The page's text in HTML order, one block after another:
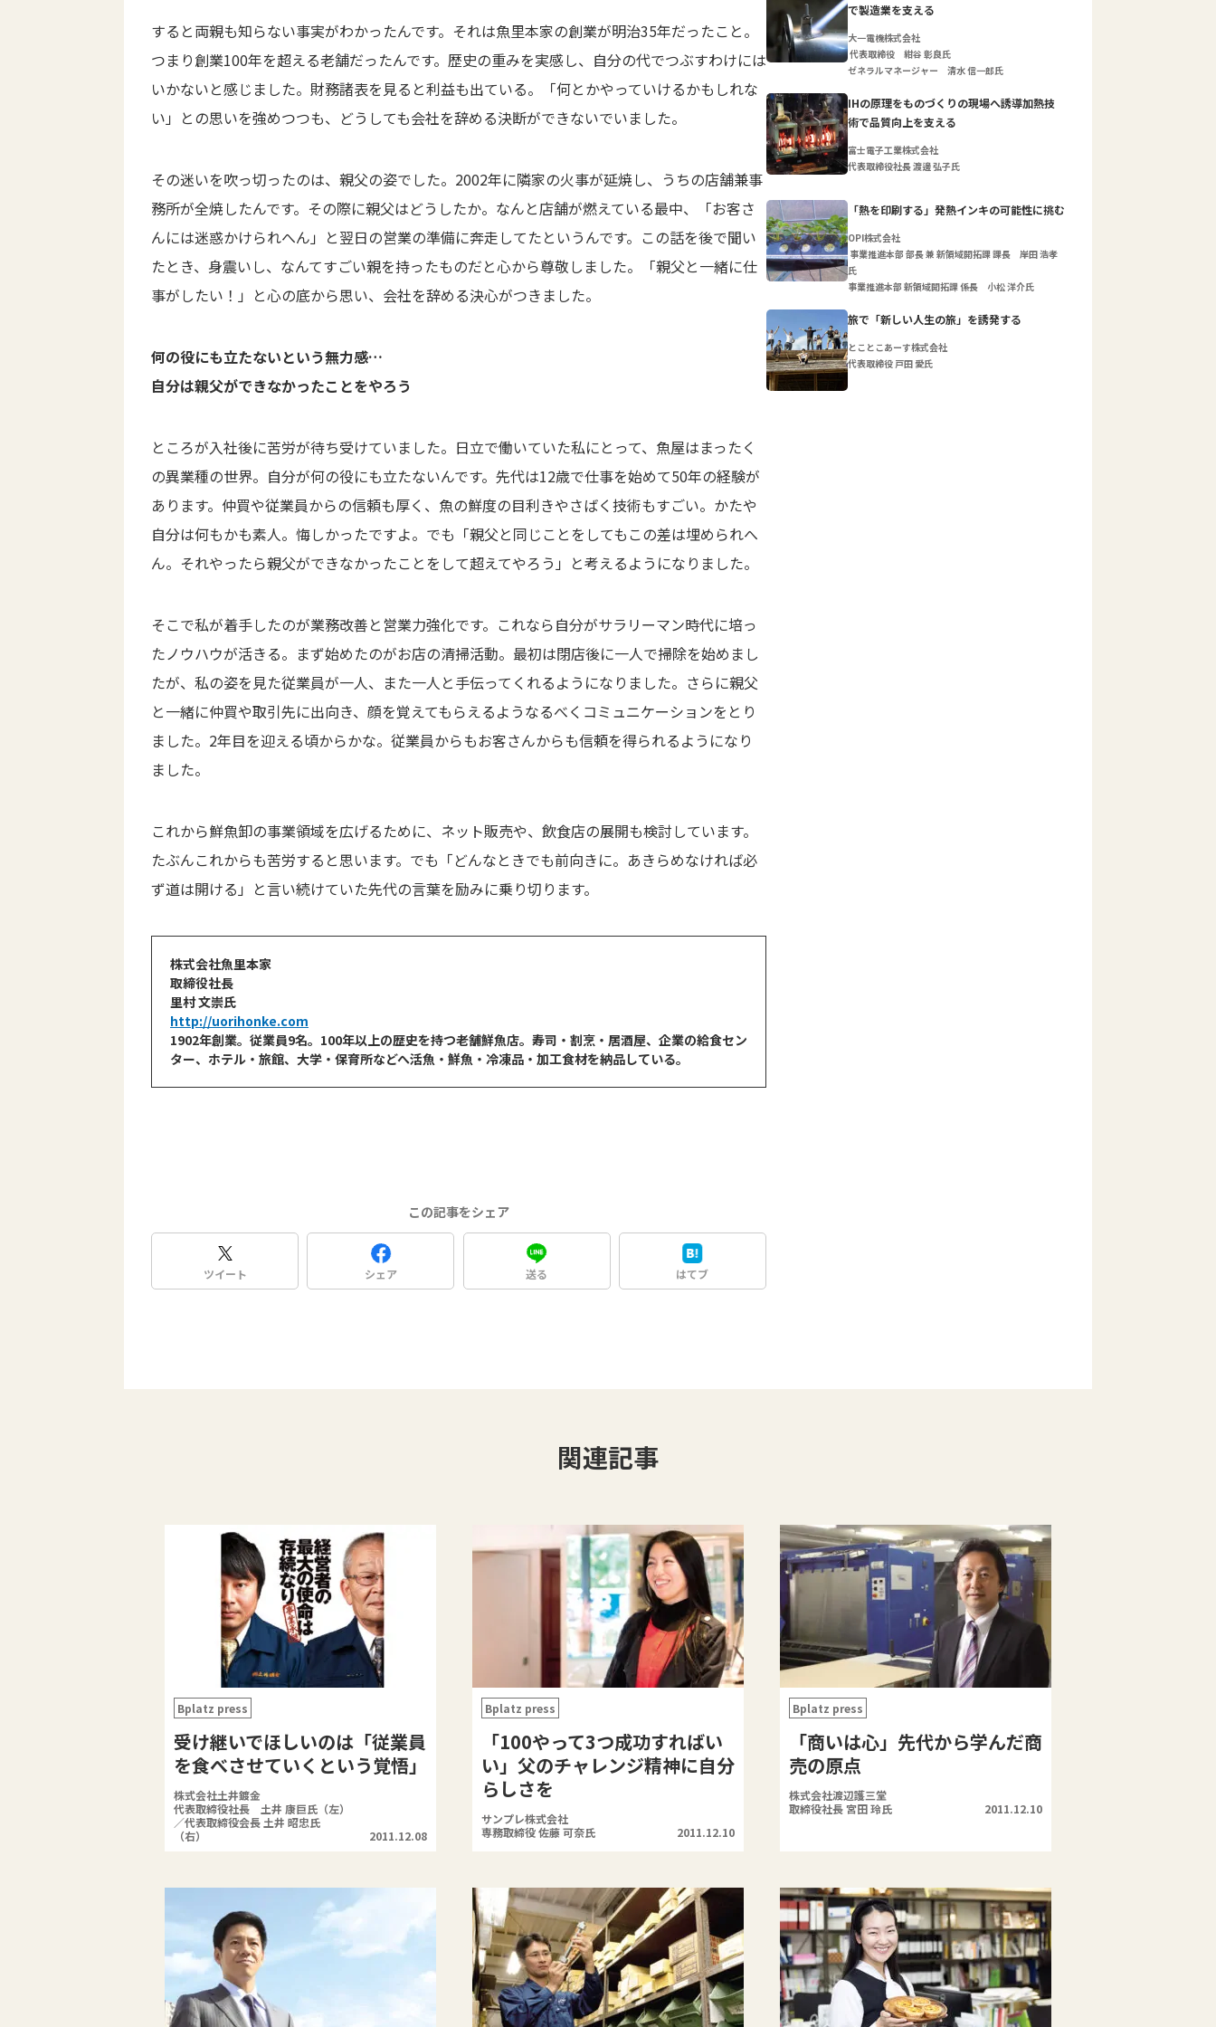
すると両親も知らない事実がわかったんです。それは魚里本家の創業が明治35年だったこと。
つまり創業100年を超える老舗だったんです。歴史の重みを実感し、自分の代でつぶすわけには
いかないと感じました。財務諸表を見ると利益も出ている。「何とかやっていけるかもしれな
い」との思いを強めつつも、どうしても会社を辞める決断ができないでいました。
その迷いを吹っ切ったのは、親父の姿でした。2002年に隣家の火事が延焼し、うちの店舗兼事
務所が全焼したんです。その際に親父はどうしたか。なんと店舗が燃えている最中、「お客さ
んには迷惑かけられへん」と翌日の営業の準備に奔走してたというんです。この話を後で聞い
たとき、身震いし、なんてすごい親を持ったものだと心から尊敬しました。「親父と一緒に仕
事がしたい！」と心の底から思い、会社を辞める決心がつきました。
何の役にも立たないという無力感…
自分は親父ができなかったことをやろう
ところが入社後に苦労が待ち受けていました。日立で働いていた私にとって、魚屋はまったく
の異業種の世界。自分が何の役にも立たないんです。先代は12歳で仕事を始めて50年の経験が
あります。仲買や従業員からの信頼も厚く、魚の鮮度の目利きやさばく技術もすごい。かたや
自分は何もかも素人。悔しかったですよ。でも「親父と同じことをしてもこの差は埋められへ
ん。それやったら親父ができなかったことをして超えてやろう」と考えるようになりました。
そこで私が着手したのが業務改善と営業力強化です。これなら自分がサラリーマン時代に培っ
たノウハウが活きる。まず始めたのがお店の清掃活動。最初は閉店後に一人で掃除を始めまし
たが、私の姿を見た従業員が一人、また一人と手伝ってくれるようになりました。さらに親父
と一緒に仲買や取引先に出向き、顔を覚えてもらえるようなるべくコミュニケーションをとり
ました。2年目を迎える頃からかな。従業員からもお客さんからも信頼を得られるようになり
ました。
これから鮮魚卸の事業領域を広げるために、ネット販売や、飲食店の展開も検討しています。
たぶんこれからも苦労すると思います。でも「どんなときでも前向きに。あきらめなければ必
ず道は開ける」と言い続けていた先代の言葉を励みに乗り切ります。
株式会社魚里本家
取締役社長
里村 文崇氏
http://uorihonke.com
1902年創業。従業員9名。100年以上の歴史を持つ老舗鮮魚店。寿司・割烹・居酒屋、企業の給食セン
ター、ホテル・旅館、大学・保育所などへ活魚・鮮魚・冷凍品・加工食材を納品している。
この記事をシェア
ツイート シェア 送る はてブ
で製造業を支える
大一電機株式会社
代表取締役 紺谷 彰良氏
ゼネラルマネージャー 清水 信一郎氏
IHの原理をものづくりの現場へ誘導加熱技
術で品質向上を支える
富士電子工業株式会社
代表取締役社長 渡邊 弘子氏
「熱を印刷する」発熱インキの可能性に挑む
OPI株式会社
事業推進本部 部長 兼 新領域開拓課 課長 岸田 浩孝
氏
事業推進本部 新領域開拓課 係長 小松 洋介氏
旅で「新しい人生の旅」を誘発する
とことこあーす株式会社
代表取締役 戸田 愛氏
関連記事
Bplatz press
受け継いでほしいのは「従業員
を食べさせていくという覚悟」
株式会社土井鍍金
代表取締役社長 土井 康巨氏（左）
／代表取締役会長 土井 昭忠氏
（右）
2011.12.08
Bplatz press
「100やって3つ成功すればい
い」父のチャレンジ精神に自分
らしさを
サンプレ株式会社
専務取締役 佐藤 可奈氏
2011.12.10
Bplatz press
「商いは心」先代から学んだ商
売の原点
株式会社渡辺護三堂
取締役社長 宮田 玲氏
2011.12.10